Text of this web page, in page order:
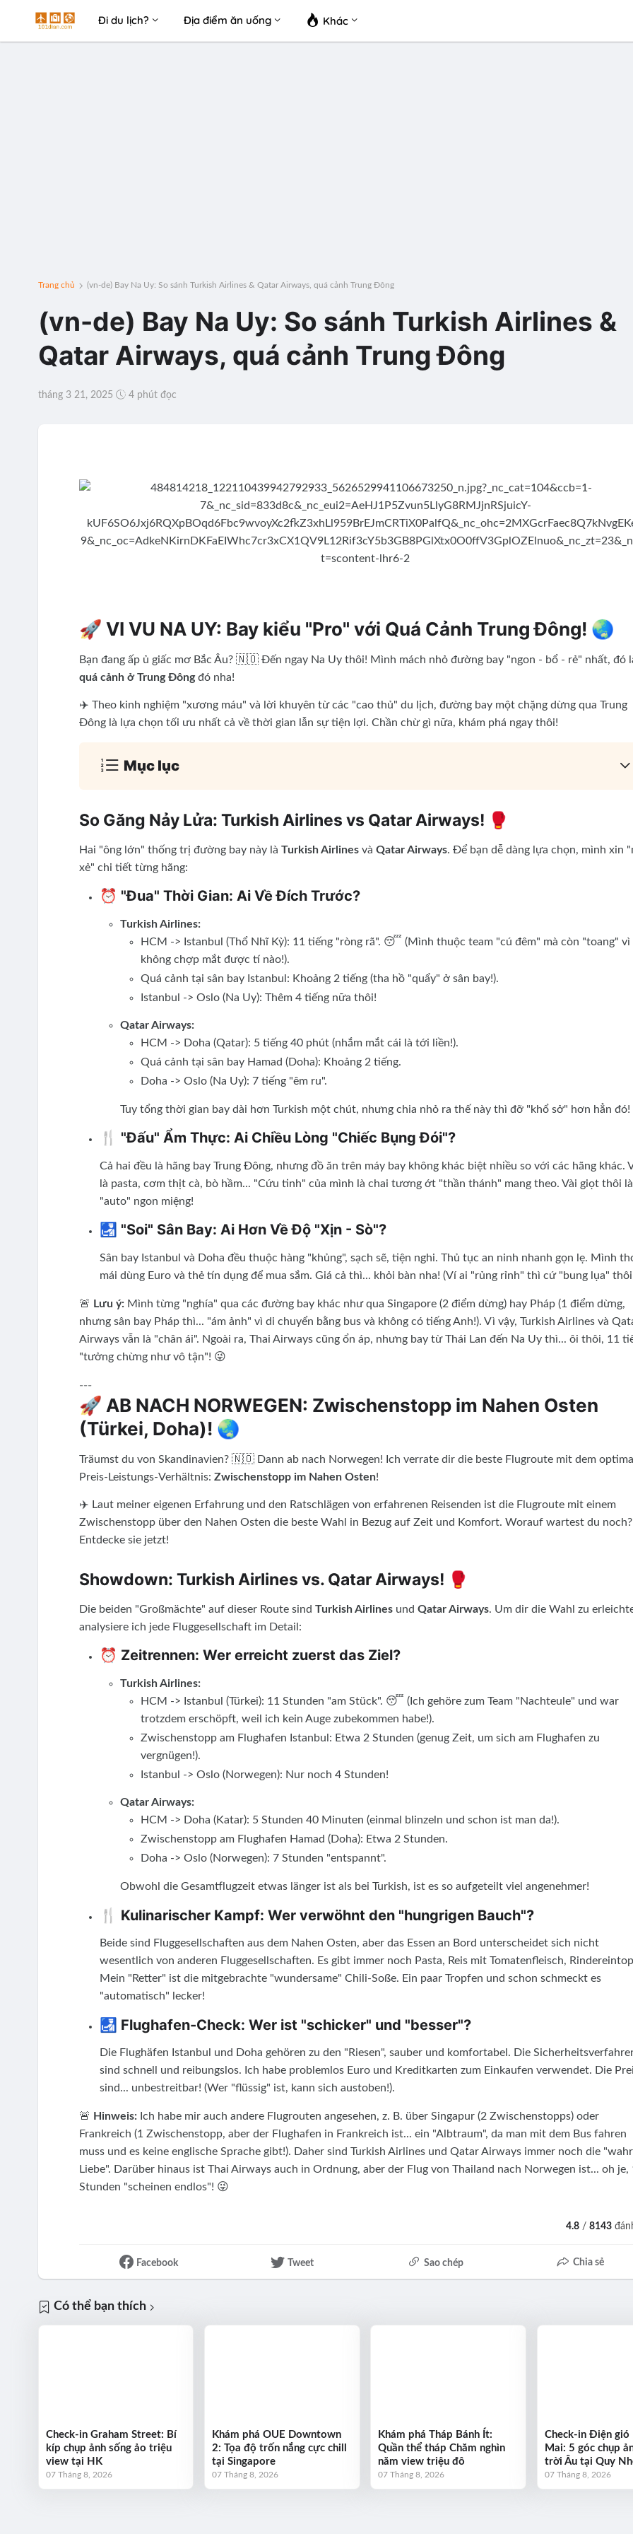
Đi du lịch? Địa điểm ăn uống Khác
Trang chủ (vn-de) Bay Na Uy: So sánh Turkish Airlines & Qatar Airways, quá cảnh Trung Đông
(vn-de) Bay Na Uy: So sánh Turkish Airlines &
Qatar Airways, quá cảnh Trung Đông
tháng 3 21, 2025 4 phút đọc
🚀 VI VU NA UY: Bay kiểu "Pro" với Quá Cảnh Trung Đông! 🌏
Bạn đang ấp ủ giấc mơ Bắc Âu? 🇳🇴 Đến ngay Na Uy thôi! Mình mách nhỏ đường bay "ngon - bổ - rẻ" nhất, đó
quá cảnh ở Trung Đôngđó nha!
✈️ Theo kinh nghiệm "xương máu" và lời khuyên từ các "cao thủ" du lịch, đường bay một chặng dừng qua Trung
Đông là lựa chọn tối ưu nhất cả về thời gian lẫn sự tiện lợi. Chần chừ gì nữa, khám phá ngay thôi!
Mục lục
So Găng Nảy Lửa: Turkish Airlines vs Qatar Airways! 🥊
Hai "ông lớn" thống trị đường bay này là Turkish Airlinesvà Qatar Airways. Để bạn dễ dàng lựa chọn, mình xin
xẻ" chi tiết từng hãng:
⏰ "Đua" Thời Gian: Ai Về Đích Trước?
Turkish Airlines:
HCM -> Istanbul (Thổ Nhĩ Kỳ): 11 tiếng "ròng rã". 😴 (Mình thuộc team "cú đêm" mà còn "toang" vì
không chợp mắt được tí nào!).
Quá cảnh tại sân bay Istanbul: Khoảng 2 tiếng (tha hồ "quẩy" ở sân bay!).
Istanbul -> Oslo (Na Uy): Thêm 4 tiếng nữa thôi!
Qatar Airways:
HCM -> Doha (Qatar): 5 tiếng 40 phút (nhắm mắt cái là tới liền!).
Quá cảnh tại sân bay Hamad (Doha): Khoảng 2 tiếng.
Doha -> Oslo (Na Uy): 7 tiếng "êm ru".
Tuy tổng thời gian bay dài hơn Turkish một chút, nhưng chia nhỏ ra thế này thì đỡ "khổ sở" hơn hẳn đó!
🍴 "Đấu" Ẩm Thực: Ai Chiều Lòng "Chiếc Bụng Đói"?
Cả hai đều là hãng bay Trung Đông, nhưng đồ ăn trên máy bay không khác biệt nhiều so với các hãng khác.
là pasta, cơm thịt cà, bò hầm... "Cứu tinh" của mình là chai tương ớt "thần thánh" mang theo. Vài giọt thôi là
"auto" ngon miệng!
🛃 "Soi" Sân Bay: Ai Hơn Về Độ "Xịn - Sò"?
Sân bay Istanbul và Doha đều thuộc hàng "khủng", sạch sẽ, tiện nghi. Thủ tục an ninh nhanh gọn lẹ. Mình
mái dùng Euro và thẻ tín dụng để mua sắm. Giá cả thì... khỏi bàn nha! (Ví ai "rủng rỉnh" thì cứ "bung lụa"
🚨 Lưu ý:Mình từng "nghía" qua các đường bay khác như qua Singapore (2 điểm dừng) hay Pháp (1 điểm dừng,
nhưng sân bay Pháp thì... "ám ảnh" vì di chuyển bằng bus và không có tiếng Anh!). Vì vậy, Turkish Airlines và
Airways vẫn là "chân ái". Ngoài ra, Thai Airways cũng ổn áp, nhưng bay từ Thái Lan đến Na Uy thì... ôi thôi, 11
"tưởng chừng như vô tận"! 😜
---
🚀 AB NACH NORWEGEN: Zwischenstopp im Nahen Osten
(Türkei, Doha)! 🌏
Träumst du von Skandinavien? 🇳🇴 Dann ab nach Norwegen! Ich verrate dir die beste Flugroute mit dem
Preis-Leistungs-Verhältnis: Zwischenstopp im Nahen Osten!
✈️ Laut meiner eigenen Erfahrung und den Ratschlägen von erfahrenen Reisenden ist die Flugroute mit einem
Zwischenstopp über den Nahen Osten die beste Wahl in Bezug auf Zeit und Komfort. Worauf wartest du noch?
Entdecke sie jetzt!
Showdown: Turkish Airlines vs. Qatar Airways! 🥊
Die beiden "Großmächte" auf dieser Route sind Turkish Airlinesund Qatar Airways. Um dir die Wahl zu
analysiere ich jede Fluggesellschaft im Detail:
⏰ Zeitrennen: Wer erreicht zuerst das Ziel?
Turkish Airlines:
HCM -> Istanbul (Türkei): 11 Stunden "am Stück". 😴 (Ich gehöre zum Team "Nachteule" und war
trotzdem erschöpft, weil ich kein Auge zubekommen habe!).
Zwischenstopp am Flughafen Istanbul: Etwa 2 Stunden (genug Zeit, um sich am Flughafen zu
vergnügen!).
Istanbul -> Oslo (Norwegen): Nur noch 4 Stunden!
Qatar Airways:
HCM -> Doha (Katar): 5 Stunden 40 Minuten (einmal blinzeln und schon ist man da!).
Zwischenstopp am Flughafen Hamad (Doha): Etwa 2 Stunden.
Doha -> Oslo (Norwegen): 7 Stunden "entspannt".
Obwohl die Gesamtflugzeit etwas länger ist als bei Turkish, ist es so aufgeteilt viel angenehmer!
🍴 Kulinarischer Kampf: Wer verwöhnt den "hungrigen Bauch"?
Beide sind Fluggesellschaften aus dem Nahen Osten, aber das Essen an Bord unterscheidet sich nicht
wesentlich von anderen Fluggesellschaften. Es gibt immer noch Pasta, Reis mit Tomatenfleisch,
Mein "Retter" ist die mitgebrachte "wundersame" Chili-Soße. Ein paar Tropfen und schon schmeckt es
"automatisch" lecker!
🛃 Flughafen-Check: Wer ist "schicker" und "besser"?
Die Flughäfen Istanbul und Doha gehören zu den "Riesen", sauber und komfortabel. Die
sind schnell und reibungslos. Ich habe problemlos Euro und Kreditkarten zum Einkaufen verwendet. Die
sind... unbestreitbar! (Wer "flüssig" ist, kann sich austoben!).
🚨 Hinweis:Ich habe mir auch andere Flugrouten angesehen, z. B. über Singapur (2 Zwischenstopps) oder
Frankreich (1 Zwischenstopp, aber der Flughafen in Frankreich ist... ein "Albtraum", da man mit dem Bus fahren
muss und es keine englische Sprache gibt!). Daher sind Turkish Airlines und Qatar Airways immer noch die
Liebe". Darüber hinaus ist Thai Airways auch in Ordnung, aber der Flug von Thailand nach Norwegen ist... oh je,
Stunden "scheinen endlos"! 😜
4.8 /8143
Facebook Tweet Sao chép Chia sẻ
Có thể bạn thích
Check-in Graham Street: Bí
kíp chụp ảnh sống ảo triệu
view tại HK
07 Tháng 8, 2026
Khám phá OUE Downtown
2: Tọa độ trốn nắng cực chill
tại Singapore
07 Tháng 8, 2026
Khám phá Tháp Bánh Ít:
Quần thể tháp Chăm nghìn
năm view triệu đô
07 Tháng 8, 2026
Check-in Điện gió
Mai: 5 góc chụp
trời Âu tại Quy
07 Tháng 8, 2026